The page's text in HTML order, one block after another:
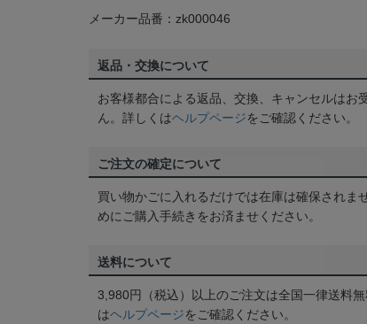
メーカー品番：zk000046
返品・交換について
お客様都合による返品、交換、キャンセルはお
ん。詳しくはヘルプページをご確認ください。
ご注文の確定について
買い物かごに入れるだけでは在庫は確保されま
めにご購入手続きをお済ませください。
送料について
3,980円（税込）以上のご注文は全国一律送料無
はヘルプページをご確認ください。